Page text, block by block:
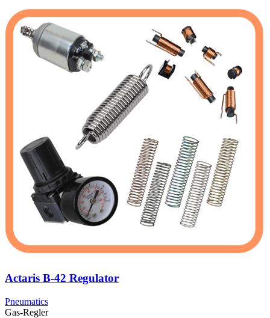
Actaris B-42 Regulator
Pneumatics
Gas-Regler